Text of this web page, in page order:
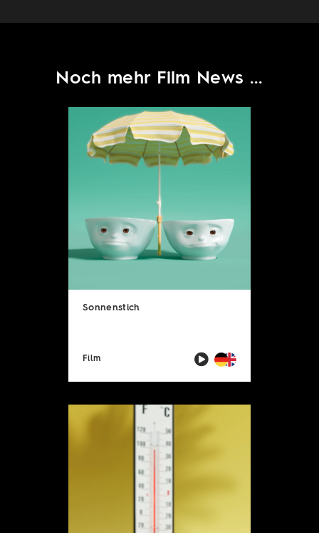
Noch mehr Film News ...
Sonnenstich
Film